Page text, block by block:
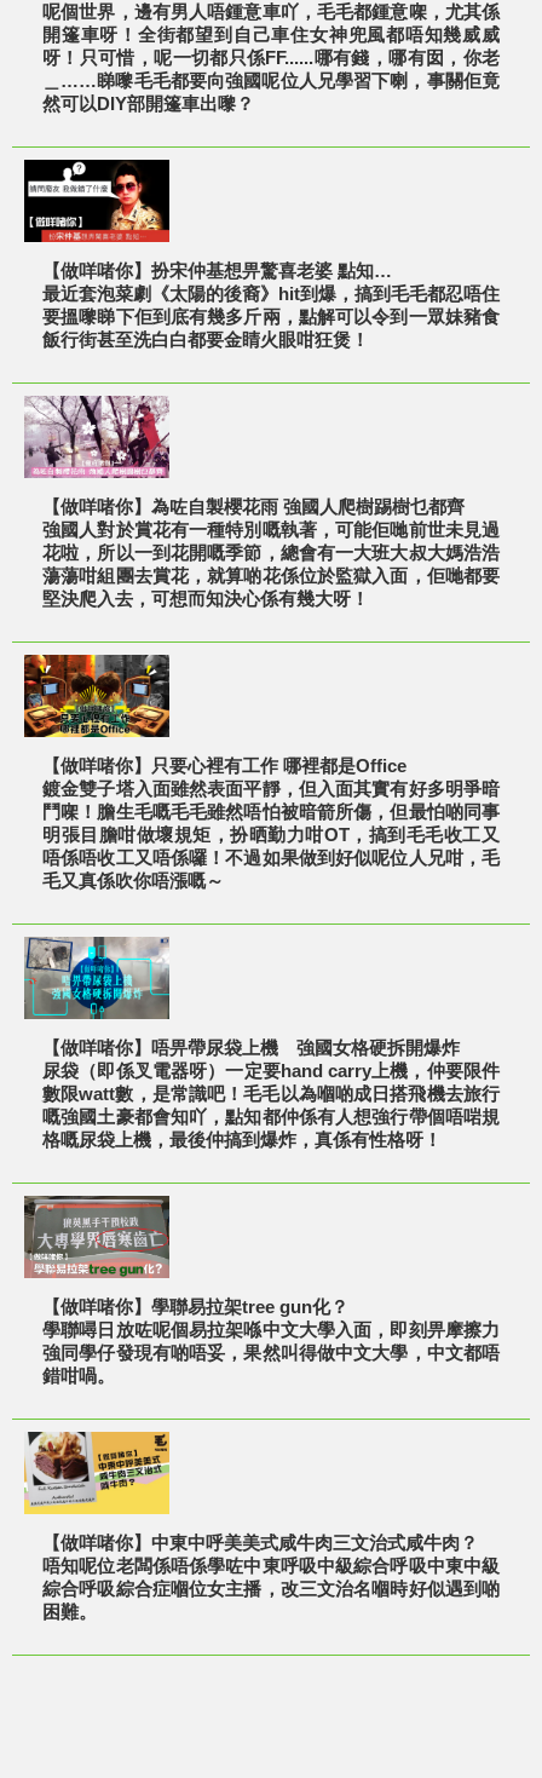
呢個世界，邊有男人唔鍾意車吖，毛毛都鍾意㗎，尤其係
開篷車呀！全街都望到自己車住女神兜風都唔知幾威威
呀！只可惜，呢一切都只係FF......哪有錢，哪有囡，你老
＿……睇嚟毛毛都要向強國呢位人兄學習下喇，事關佢竟
然可以DIY部開篷車出嚟？
【做咩啫你】扮宋仲基想畀驚喜老婆 點知…
最近套泡菜劇《太陽的後裔》hit到爆，搞到毛毛都忍唔住
要搵嚟睇下佢到底有幾多斤兩，點解可以令到一眾妹豬食
飯行街甚至洗白白都要金睛火眼咁狂煲！
【做咩啫你】為咗自製櫻花雨 強國人爬樹踢樹乜都齊
強國人對於賞花有一種特別嘅執著，可能佢哋前世未見過
花啦，所以一到花開嘅季節，總會有一大班大叔大媽浩浩
蕩蕩咁組團去賞花，就算啲花係位於監獄入面，佢哋都要
堅決爬入去，可想而知決心係有幾大呀！
【做咩啫你】只要心裡有工作 哪裡都是Office
鍍金雙子塔入面雖然表面平靜，但入面其實有好多明爭暗
鬥㗎！膽生毛嘅毛毛雖然唔怕被暗箭所傷，但最怕啲同事
明張目膽咁做壞規矩，扮晒勤力咁OT，搞到毛毛收工又
唔係唔收工又唔係囉！不過如果做到好似呢位人兄咁，毛
毛又真係吹你唔漲嘅～
【做咩啫你】唔畀帶尿袋上機 強國女格硬拆開爆炸
尿袋（即係叉電器呀）一定要hand carry上機，仲要限件
數限watt數，是常識吧！毛毛以為嗰啲成日搭飛機去旅行
嘅強國土豪都會知吖，點知都仲係有人想強行帶個唔啱規
格嘅尿袋上機，最後仲搞到爆炸，真係有性格呀！
【做咩啫你】學聯易拉架tree gun化？
學聯噚日放咗呢個易拉架喺中文大學入面，即刻畀摩擦力
強同學仔發現有啲唔妥，果然叫得做中文大學，中文都唔
錯咁喎。
【做咩啫你】中東中呼美美式咸牛肉三文治式咸牛肉？
唔知呢位老闆係唔係學咗中東呼吸中級綜合呼吸中東中級
綜合呼吸綜合症嗰位女主播，改三文治名嗰時好似遇到啲
困難。